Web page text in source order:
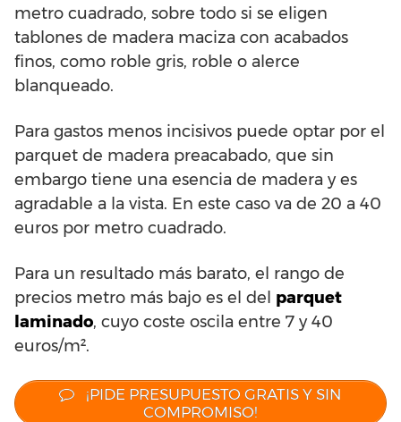
metro cuadrado, sobre todo si se eligen
tablones de madera maciza con acabados
finos, como roble gris, roble o alerce
blanqueado.
Para gastos menos incisivos puede optar por el
parquet de madera preacabado, que sin
embargo tiene una esencia de madera y es
agradable a la vista. En este caso va de 20 a 40
euros por metro cuadrado.
Para un resultado más barato, el rango de
precios metro más bajo es el del parquet
laminado, cuyo coste oscila entre 7 y 40
euros/m².
¡PIDE PRESUPUESTO GRATIS Y SIN
COMPROMISO!